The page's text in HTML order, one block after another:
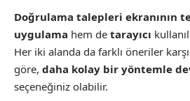
Doğrulama talepleri ekranının
uygulama hem de tarayıcı
Her iki alanda da farklı öneriler
göre, daha kolay bir yöntemle
seçeneğiniz olabilir.